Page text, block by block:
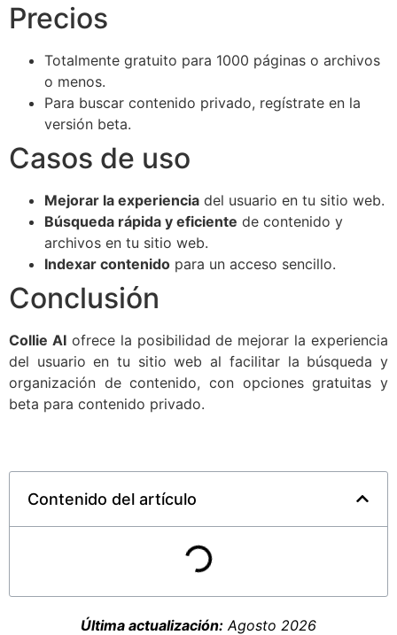
Precios
Totalmente gratuito para 1000 páginas o archivos
o menos.
Para buscar contenido privado, regístrate en la
versión beta.
Casos de uso
Mejorar la experiencia del usuario en tu sitio web.
Búsqueda rápida y eficiente de contenido y
archivos en tu sitio web.
Indexar contenido para un acceso sencillo.
Conclusión
Collie AIofrece la posibilidad de mejorar la experiencia
del usuario en tu sitio web al facilitar la búsqueda y
organización de contenido, con opciones gratuitas y
beta para contenido privado.
Contenido del artículo
Última actualización: Agosto 2026